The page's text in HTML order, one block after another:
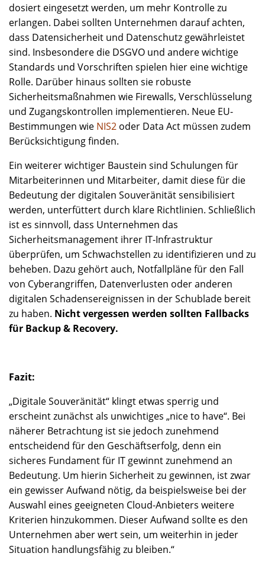
dosiert eingesetzt werden, um mehr Kontrolle zu
erlangen. Dabei sollten Unternehmen darauf achten,
dass Datensicherheit und Datenschutz gewährleistet
sind. Insbesondere die DSGVO und andere wichtige
Standards und Vorschriften spielen hier eine wichtige
Rolle. Darüber hinaus sollten sie robuste
Sicherheitsmaßnahmen wie Firewalls, Verschlüsselung
und Zugangskontrollen implementieren. Neue EU-
Bestimmungen wie NIS2 oder Data Act müssen zudem
Berücksichtigung finden.
Ein weiterer wichtiger Baustein sind Schulungen für
Mitarbeiterinnen und Mitarbeiter, damit diese für die
Bedeutung der digitalen Souveränität sensibilisiert
werden, unterfüttert durch klare Richtlinien. Schließlich
ist es sinnvoll, dass Unternehmen das
Sicherheitsmanagement ihrer IT-Infrastruktur
überprüfen, um Schwachstellen zu identifizieren und zu
beheben. Dazu gehört auch, Notfallpläne für den Fall
von Cyberangriffen, Datenverlusten oder anderen
digitalen Schadensereignissen in der Schublade bereit
zu haben. Nicht vergessen werden sollten Fallbacks
für Backup & Recovery.
Fazit:
„Digitale Souveränität“ klingt etwas sperrig und
erscheint zunächst als unwichtiges „nice to have“. Bei
näherer Betrachtung ist sie jedoch zunehmend
entscheidend für den Geschäftserfolg, denn ein
sicheres Fundament für IT gewinnt zunehmend an
Bedeutung. Um hierin Sicherheit zu gewinnen, ist zwar
ein gewisser Aufwand nötig, da beispielsweise bei der
Auswahl eines geeigneten Cloud-Anbieters weitere
Kriterien hinzukommen. Dieser Aufwand sollte es den
Unternehmen aber wert sein, um weiterhin in jeder
Situation handlungsfähig zu bleiben.“